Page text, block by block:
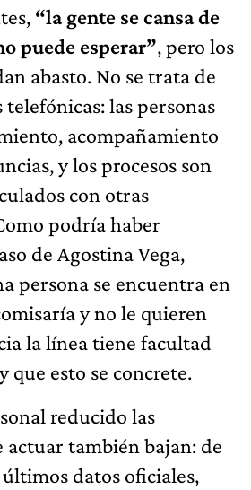
“la gente se cansa de
puede esperar”, pero los
abasto. No se trata de
las personas
acompañamiento
y los procesos son
con otras
podría haber
de Agostina Vega,
persona se encuentra en
y no le quieren
la línea tiene facultad
esto se concrete.
reducido las
actuar también bajan: de
datos oficiales,